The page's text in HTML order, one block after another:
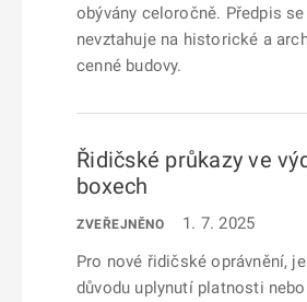
obývány celoročně. Předpis
nevztahuje na historické a
cenné budovy.
Řidičské průkazy ve
boxech
ZVEŘEJNĚNO
1. 7. 2025
Pro nové řidičské oprávnění,
důvodu uplynutí platnosti